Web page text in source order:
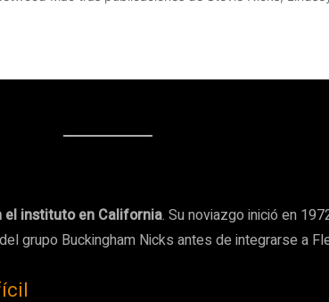
el instituto en California. Su noviazgo inició en
grupo Buckingham Nicks antes de integrarse a